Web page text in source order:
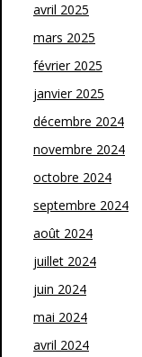
avril 2025
mars 2025
février 2025
janvier 2025
décembre 2024
novembre 2024
octobre 2024
septembre 2024
août 2024
juillet 2024
juin 2024
mai 2024
avril 2024